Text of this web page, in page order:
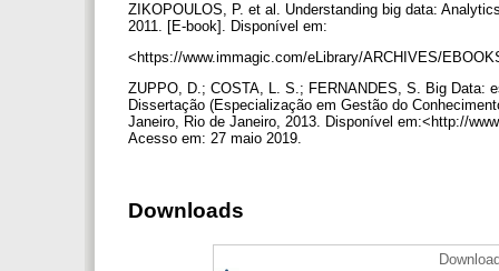
ZIKOPOULOS, P. et al. Understanding big data:
2011. [E-book]. Disponível em:
<https://www.immagic.com/eLibrary/ARCHIVES/
ZUPPO, D.; COSTA, L. S.; FERNANDES, S. Big Data:
Dissertação (Especialização em Gestão do
Janeiro, Rio de Janeiro, 2013. Disponível em:<http://
Acesso em: 27 maio 2019.
Downloads